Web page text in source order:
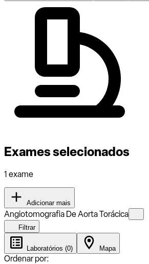
Exames selecionados
1 exame
Adicionar mais
Angiotomografia De Aorta Torácica
Filtrar
Laboratórios (0) Mapa
Ordenar por: